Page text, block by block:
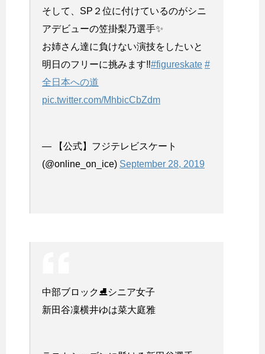
そして、SP２位に付けているのがシニ
アデビューの笠掛梨乃選手✨
お姉さん達に負けない演技をしたいと
明日のフリーに挑みます‼️#figureskate #
全日本への道
pic.twitter.com/MhbicCbZdm
— 【公式】フジテレビスケート
(@online_on_ice) September 28, 2019
中部ブロック⛸シニア女子
新田谷凜横井ゆは菜大庭雅